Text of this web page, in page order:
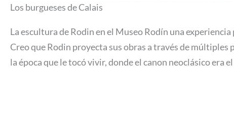
Los burgueses de Calais
La escultura de Rodin en el Museo Rodín una
Creo que Rodin proyecta sus obras a través de
la época que le tocó vivir, donde el canon neoclásico era